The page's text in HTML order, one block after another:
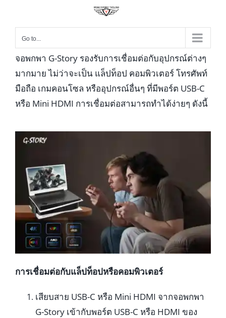
Go to...
จอพกพา G-Story รองรับการเชื่อมต่อกับอุปกรณ์ต่างๆ
มากมาย ไม่ว่าจะเป็น แล็ปท็อป คอมพิวเตอร์ โทรศัพท์
มือถือ เกมคอนโซล หรืออุปกรณ์อื่นๆ ที่มีพอร์ต USB-C
หรือ Mini HDMI การเชื่อมต่อสามารถทำได้ง่ายๆ ดังนี้
การเชื่อมต่อกับแล็ปท็อปหรือคอมพิวเตอร์
เสียบสาย USB-C หรือ Mini HDMI จากจอพกพา
G-Story เข้ากับพอร์ต USB-C หรือ HDMI ของ